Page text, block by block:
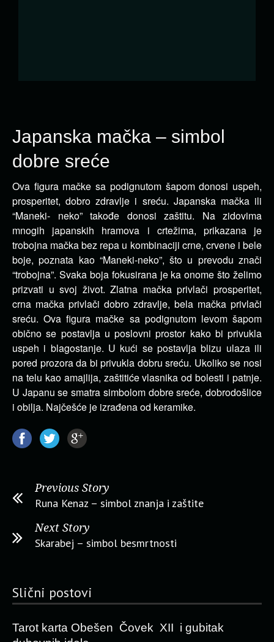
Japanska mačka – simbol
dobre sreće
Ova figura mačke sa podignutom šapom donosi uspeh,
prosperitet, dobro zdravlje i sreću. Japanska mačka ili
“Maneki- neko” takođe donosi zaštitu. Na zidovima
mnogih japanskih hramova i crtežima, prikazana je
trobojna mačka bez repa u kombinaciji crne, crvene i bele
boje, poznata kao “Maneki-neko”, što u prevodu znači
“trobojna”. Svaka boja fokusirana je ka onome što želimo
prizvati u svoj život. Zlatna mačka privlači prosperitet,
crna mačka privlači dobro zdravlje, bela mačka privlači
sreću. Ova figura mačke sa podignutom levom šapom
obično se postavlja u poslovni prostor kako bi privukla
uspeh i blagostanje. U kući se postavlja blizu ulaza ili
pored prozora da bi privukla dobru sreću. Ukoliko se nosi
na telu kao amajlija, zaštitiće vlasnika od bolesti i patnje.
U Japanu se smatra simbolom dobre sreće, dobrodošlice
i obilja. Najčešće je izrađena od keramike.
Previous Story
Runa Kenaz – simbol znanja i zaštite
Next Story
Skarabej – simbol besmrtnosti
Slični postovi
Tarot karta Obešen Čovek XII i gubitak